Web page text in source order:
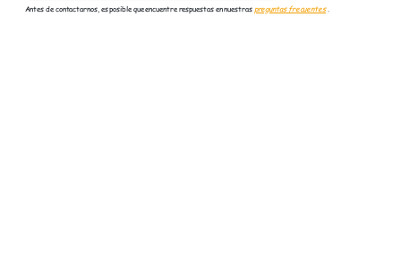
Antes de contactarnos, es posible que encuentre respuestas en nuestras preguntas frecuentes.